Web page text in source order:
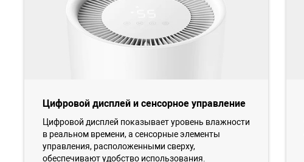
Цифровой дисплей и сенсорное управление
Цифровой дисплей показывает уровень влажности
в реальном времени, а сенсорные элементы
управления, расположенными сверху,
обеспечивают удобство использования.